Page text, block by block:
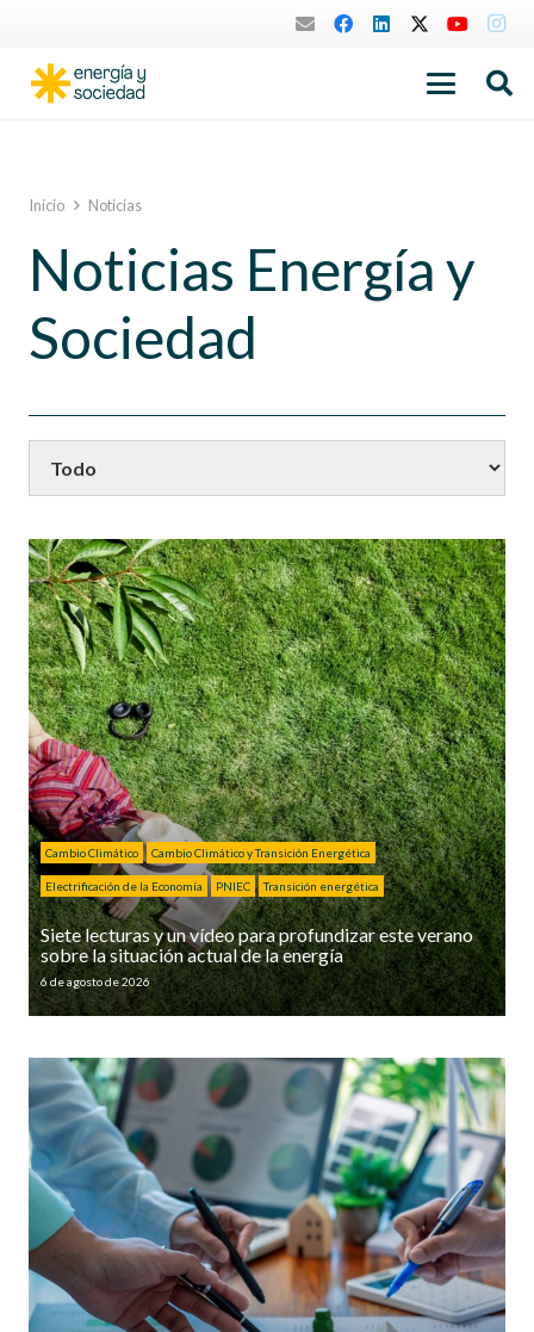
Inicio Noticias
Noticias Energía y
Sociedad
Cambio Climático Cambio Climático y Transición Energética
Electrificación de la Economía PNIEC Transición energética
Siete lecturas y un vídeo para profundizar este verano
sobre la situación actual de la energía
6 de agosto de 2026